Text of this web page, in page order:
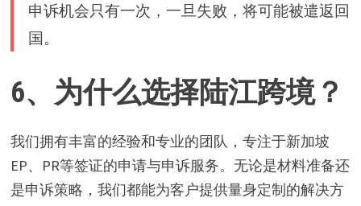
申诉机会只有一次，一旦失败，将可能被遣返回
国。
6、为什么选择陆江跨境？
我们拥有丰富的经验和专业的团队，专注于新加坡
EP、PR等签证的申请与申诉服务。无论是材料准备还
是申诉策略，我们都能为客户提供量身定制的解决方